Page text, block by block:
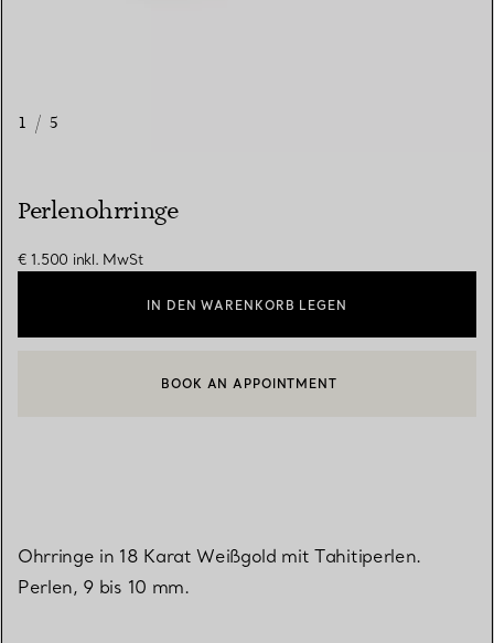
1 / 5
Perlenohrringe
€ 1.500 inkl. MwSt
IN DEN WARENKORB LEGEN
EINEN KUNDENBERATER KONTAKTIEREN ODER EINEN
BOOK AN APPOINTMENT
Ohrringe in 18 Karat Weißgold mit Tahitiperlen.
Perlen, 9 bis 10 mm.